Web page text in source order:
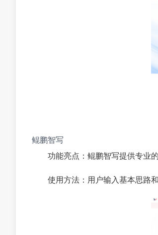
鲲鹏智写
功能亮点：鲲鹏智写提供专业
使用方法：用户输入基本思路